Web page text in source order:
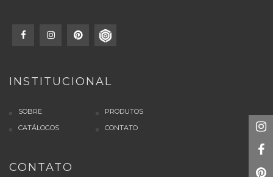
INSTITUCIONAL
SOBRE
PRODUTOS
CATÁLOGOS
CONTATO
CONTATO